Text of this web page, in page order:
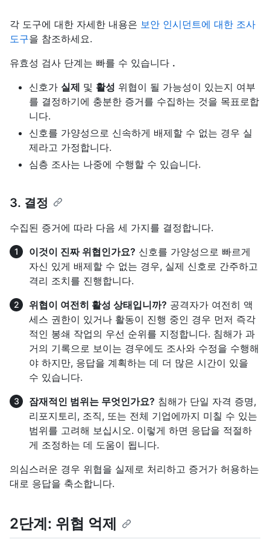
각 도구에 대한 자세한 내용은 보안 인시던트에 대한 조사
도구을 참조하세요.
유효성 검사 단계는 빠를 수 있습니다 .
신호가 실제 및 활성 위협이 될 가능성이 있는지 여부
를 결정하기에 충분한 증거를 수집하는 것을 목표로합
니다.
신호를 가양성으로 신속하게 배제할 수 없는 경우 실
제라고 가정합니다.
심층 조사는 나중에 수행할 수 있습니다.
3. 결정
수집된 증거에 따라 다음 세 가지를 결정합니다.
이것이 진짜 위협인가요? 신호를 가양성으로 빠르게
자신 있게 배제할 수 없는 경우, 실제 신호로 간주하고
격리 조치를 진행합니다.
위협이 여전히 활성 상태입니까? 공격자가 여전히 액
세스 권한이 있거나 활동이 진행 중인 경우 먼저 즉각
적인 봉쇄 작업의 우선 순위를 지정합니다. 침해가 과
거의 기록으로 보이는 경우에도 조사와 수정을 수행해
야 하지만, 응답을 계획하는 데 더 많은 시간이 있을
수 있습니다.
잠재적인 범위는 무엇인가요? 침해가 단일 자격 증명,
리포지토리, 조직, 또는 전체 기업에까지 미칠 수 있는
범위를 고려해 보십시오. 이렇게 하면 응답을 적절하
게 조정하는 데 도움이 됩니다.
의심스러운 경우 위협을 실제로 처리하고 증거가 허용하는
대로 응답을 축소합니다.
2단계: 위협 억제